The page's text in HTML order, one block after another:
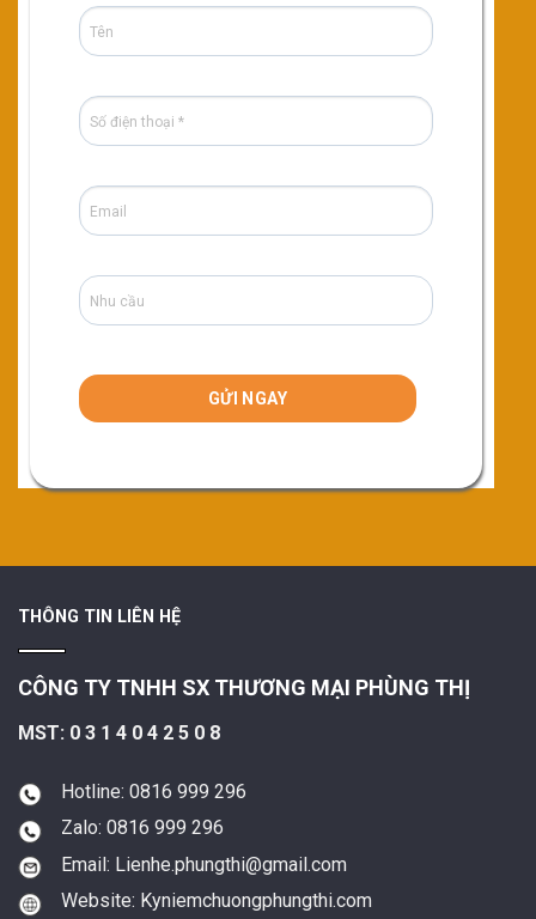
THÔNG TIN LIÊN HỆ
CÔNG TY TNHH SX THƯƠNG MẠI PHÙNG THỊ
MST: 0 3 1 4 0 4 2 5 0 8
Hotline: 0816 999 296
Zalo: 0816 999 296
Email: Lienhe.phungthi@gmail.com
Website: Kyniemchuongphungthi.com